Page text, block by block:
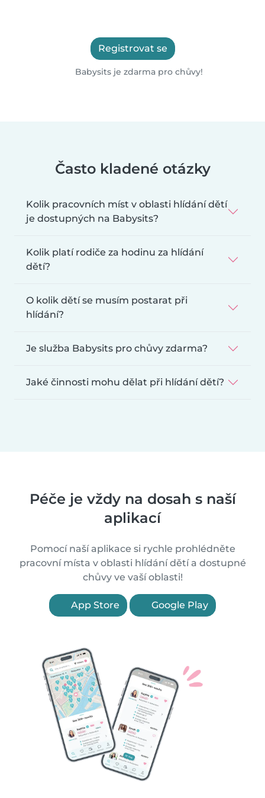
Registrovat se
Babysits je zdarma pro chůvy!
Často kladené otázky
Kolik pracovních míst v oblasti hlídání dětí
je dostupných na Babysits?
Kolik platí rodiče za hodinu za hlídání
dětí?
O kolik dětí se musím postarat při
hlídání?
Je služba Babysits pro chůvy zdarma?
Jaké činnosti mohu dělat při hlídání dětí?
Péče je vždy na dosah s naší
aplikací
Pomocí naší aplikace si rychle prohlédněte
pracovní místa v oblasti hlídání dětí a dostupné
chůvy ve vaší oblasti!
App Store Google Play